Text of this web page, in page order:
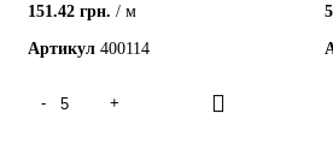
151.42 грн.
м
Артикул 400114